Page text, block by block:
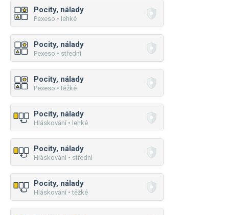
Pocity, nálady
Pexeso • lehké
Pocity, nálady
Pexeso • střední
Pocity, nálady
Pexeso • těžké
Pocity, nálady
Hláskování • lehké
Pocity, nálady
Hláskování • střední
Pocity, nálady
Hláskování • těžké